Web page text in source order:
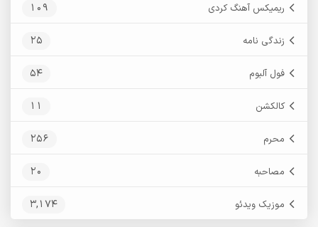
ریمیکس آهنگ کردی 109
زندگی نامه 25
فول آلبوم 54
کالکشن 11
محرم 256
مصاحبه 20
موزیک ویدئو 3,174